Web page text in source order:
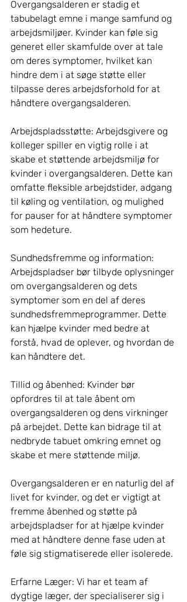
Overgangsalderen er stadig et
tabubelagt emne i mange samfund og
arbejdsmiljøer. Kvinder kan føle sig
generet eller skamfulde over at tale
om deres symptomer, hvilket kan
hindre dem i at søge støtte eller
tilpasse deres arbejdsforhold for at
håndtere overgangsalderen.
Arbejdspladsstøtte: Arbejdsgivere og
kolleger spiller en vigtig rolle i at
skabe et støttende arbejdsmiljø for
kvinder i overgangsalderen. Dette kan
omfatte fleksible arbejdstider, adgang
til køling og ventilation, og mulighed
for pauser for at håndtere symptomer
som hedeture.
Sundhedsfremme og information:
Arbejdspladser bør tilbyde oplysninger
om overgangsalderen og dets
symptomer som en del af deres
sundhedsfremmeprogrammer. Dette
kan hjælpe kvinder med bedre at
forstå, hvad de oplever, og hvordan de
kan håndtere det.
Tillid og åbenhed: Kvinder bør
opfordres til at tale åbent om
overgangsalderen og dens virkninger
på arbejdet. Dette kan bidrage til at
nedbryde tabuet omkring emnet og
skabe et mere støttende miljø.
Overgangsalderen er en naturlig del af
livet for kvinder, og det er vigtigt at
fremme åbenhed og støtte på
arbejdspladser for at hjælpe kvinder
med at håndtere denne fase uden at
føle sig stigmatiserede eller isolerede.
Erfarne Læger: Vi har et team af
dygtige læger, der specialiserer sig i